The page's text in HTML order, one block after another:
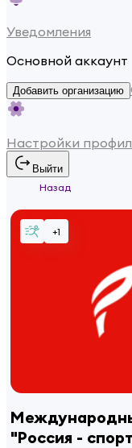
Уведомления
Основной аккаунт
Добавить организацию
Настройки
Выйти
Назад
+1
"Россия -